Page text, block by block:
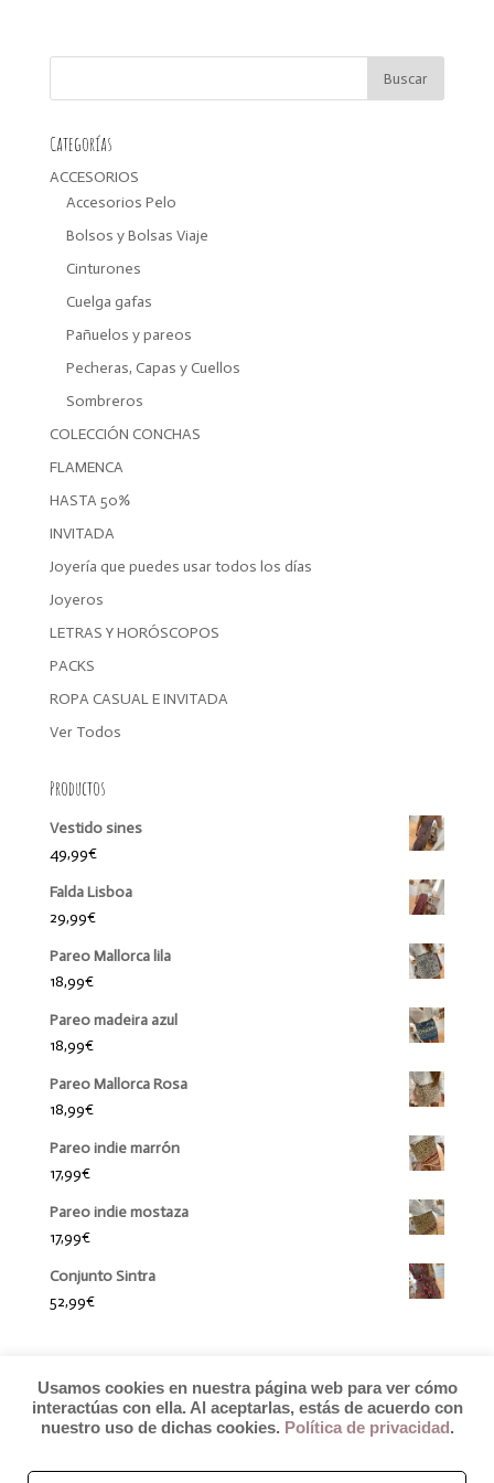
Categorías
ACCESORIOS
Accesorios Pelo
Bolsos y Bolsas Viaje
Cinturones
Cuelga gafas
Pañuelos y pareos
Pecheras, Capas y Cuellos
Sombreros
COLECCIÓN CONCHAS
FLAMENCA
HASTA 50%
INVITADA
Joyería que puedes usar todos los días
Joyeros
LETRAS Y HORÓSCOPOS
PACKS
ROPA CASUAL E INVITADA
Ver Todos
Productos
Vestido sines
49,99€
Falda Lisboa
29,99€
Pareo Mallorca lila
18,99€
Pareo madeira azul
18,99€
Pareo Mallorca Rosa
18,99€
Pareo indie marrón
17,99€
Pareo indie mostaza
17,99€
Conjunto Sintra
52,99€
Usamos cookies en nuestra página web para ver cómo
interactúas con ella. Al aceptarlas, estás de acuerdo con
nuestro uso de dichas cookies. Política de privacidad .